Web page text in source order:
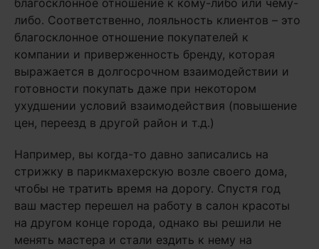
благосклонное отношение к кому-либо или чему-
либо. Соответственно, лояльность клиентов – это
благосклонное отношение покупателей к
компании и приверженность бренду, которая
выражается в долгосрочном взаимодействии и
готовности покупать даже при некотором
ухудшении условий взаимодействия (повышение
цен, переезд в другой район и т.д.)
Например, вы когда-то давно записались на
стрижку в парикмахерскую возле своего дома,
чтобы не тратить время на дорогу. Спустя год
ваш мастер перешел на работу в салон красоты
на другом конце города, однако вы решили не
менять мастера и стали ездить к нему на